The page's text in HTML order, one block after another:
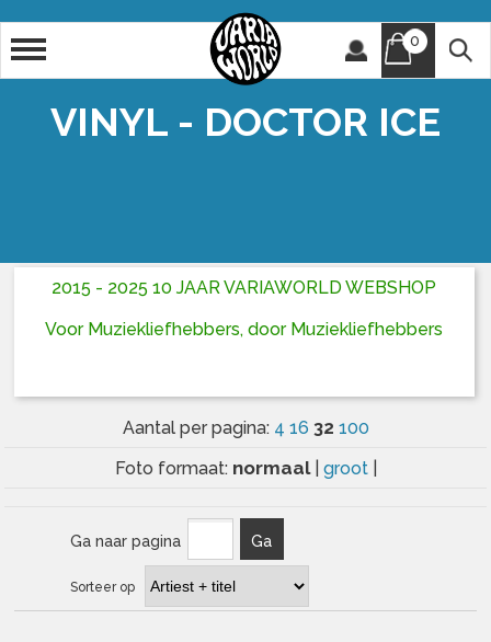
0
VINYL - DOCTOR ICE
2015 - 2025 10 JAAR VARIAWORLD WEBSHOP
Voor Muziekliefhebbers, door Muziekliefhebbers
Aantal per pagina: 4 16 32 100
Foto formaat: normaal groot
Ga naar pagina Ga
Sorteer op